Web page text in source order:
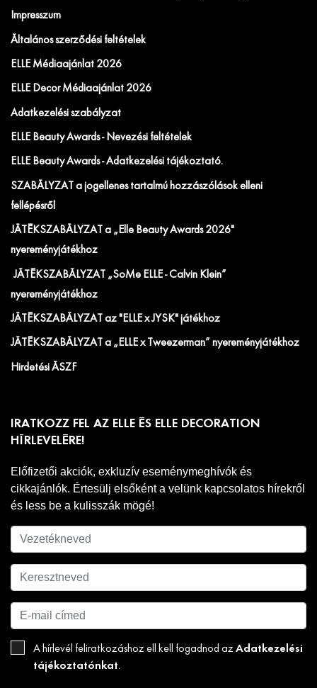
Impresszum
Általános szerződési feltételek
ELLE Médiaajánlat 2026
ELLE Decor Médiaajánlat 2026
Adatkezelési szabályzat
ELLE Beauty Awards - Nevezési feltételek
ELLE Beauty Awards - Adatkezelési tájékoztató.
SZABÁLYZAT a jogellenes tartalmú hozzászólások elleni
fellépésről
JÁTÉKSZABÁLYZAT a „Elle Beauty Awards 2026"
nyereményjátékhoz
JÁTÉKSZABÁLYZAT „SoMe ELLE - Calvin Klein”
nyereményjátékhoz
JÁTÉKSZABÁLYZAT az "ELLE x JYSK" játékhoz
JÁTÉKSZABÁLYZAT a „ELLE x Tweezerman” nyereményjátékhoz
Hirdetési ÁSZF
IRATKOZZ FEL AZ ELLE ÉS ELLE DECORATION
HÍRLEVELÉRE!
Előfizetői akciók, exkluzív eseménymeghívók és
cikkajánlók. Értesülj elsőként a velünk kapcsolatos hírekről
és less be a kulisszák mögé!
A hírlevél feliratkozáshoz ell kell fogadnod az Adatkezelési
tájékoztatónkat.